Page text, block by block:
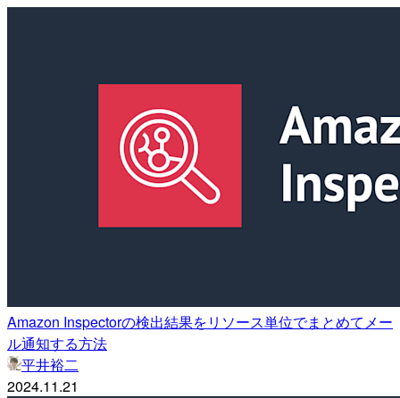
Amazon Inspectorの検出結果をリソース単位でまとめてメー
ル通知する方法
平井裕二
2024.11.21